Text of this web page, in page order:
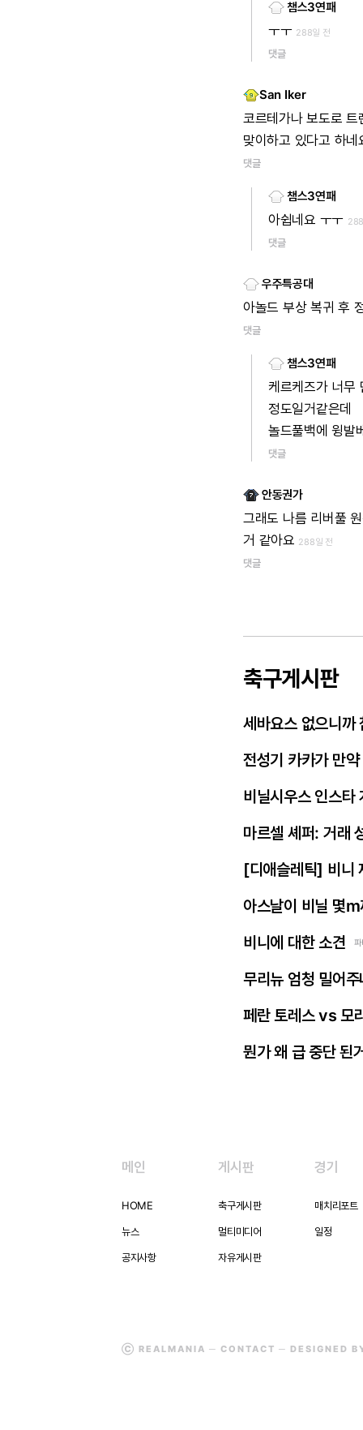
챔스3연패
ㅜㅜ 288일 전
댓글
San Iker
코르테가나 보도로 트
맞이하고 있다고 하네
댓글
챔스3연패
아쉽네요 ㅜㅜ
댓글
우주특공대
아놀드 부상 복귀 후
댓글
챔스3연패
케르케즈가 너무
정도일거같은데
놀드풀백에윙발
댓글
안동권가
그래도 나름 리버풀
거 같아요 288일 전
댓글
축구게시판
세바요스 없으니까
전성기 카카가 만
비닐시우스 인스타
마르셀 셰퍼: 거래
[디애슬레틱] 비니
아스날이 비닐 몇
비니에 대한 소견
무리뉴 엄청 밀어
페란 토레스 vs 모
뭔가 왜 급 중단 된
메인
HOME
뉴스
공지사항
게시판
축구게시판
멀티미디어
자유게시판
경기
매치리포트
일정
Ⓒ REALMANIA ─ CONTACT ─ DESIGNED